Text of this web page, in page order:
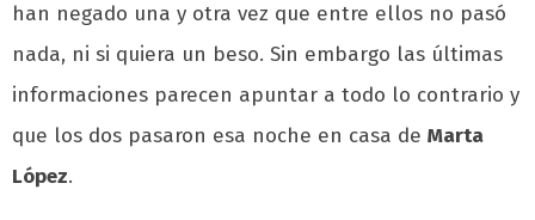
han negado una y otra vez que entre ellos no pasó
nada, ni si quiera un beso. Sin embargo las últimas
informaciones parecen apuntar a todo lo contrario y
que los dos pasaron esa noche en casa de Marta
López.